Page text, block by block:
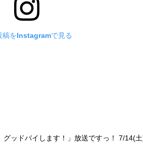
稿をInstagramで見る
ッドバイします！」放送ですっ！ 7/14(